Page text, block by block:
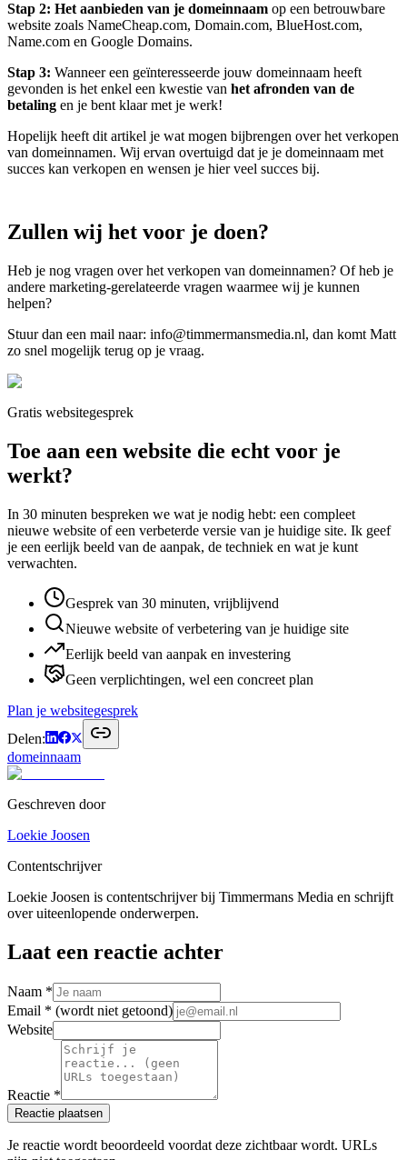
Stap 2: Het aanbieden van je domeinnaam op een betrouwbare
website zoals NameCheap.com, Domain.com, BlueHost.com,
Name.com en Google Domains.
Stap 3: Wanneer een geïnteresseerde jouw domeinnaam heeft
gevonden is het enkel een kwestie van het afronden van de
betaling en je bent klaar met je werk!
Hopelijk heeft dit artikel je wat mogen bijbrengen over het verkopen
van domeinnamen. Wij ervan overtuigd dat je je domeinnaam met
succes kan verkopen en wensen je hier veel succes bij.
Zullen wij het voor je doen?
Heb je nog vragen over het verkopen van domeinnamen? Of heb je
andere marketing-gerelateerde vragen waarmee wij je kunnen
helpen?
Stuur dan een mail naar: info@timmermansmedia.nl, dan komt Matt
zo snel mogelijk terug op je vraag.
Gratis websitegesprek
Toe aan een website die echt voor je
werkt?
In 30 minuten bespreken we wat je nodig hebt: een compleet
nieuwe website of een verbeterde versie van je huidige site. Ik geef
je een eerlijk beeld van de aanpak, de techniek en wat je kunt
verwachten.
Gesprek van 30 minuten, vrijblijvend
Nieuwe website of verbetering van je huidige site
Eerlijk beeld van aanpak en investering
Geen verplichtingen, wel een concreet plan
Plan je websitegesprek
Delen:
domeinnaam
Geschreven door
Loekie Joosen
Contentschrijver
Loekie Joosen is contentschrijver bij Timmermans Media en schrijft
over uiteenlopende onderwerpen.
Laat een reactie achter
Naam *
Email * (wordt niet getoond)
Website
Reactie *
Reactie plaatsen
Je reactie wordt beoordeeld voordat deze zichtbaar wordt. URLs